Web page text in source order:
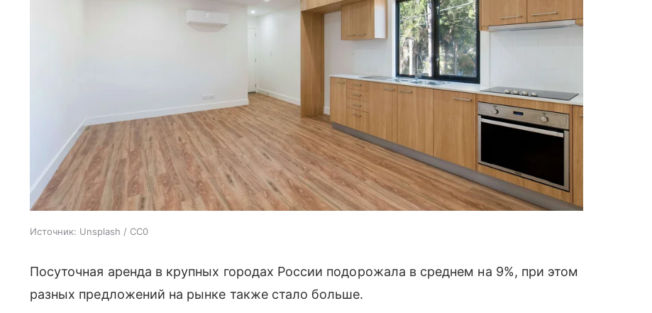
Источник: Unsplash / CC0
Посуточная аренда в крупных городах России подорожала в среднем на 9%, при этом
разных предложений на рынке также стало больше.